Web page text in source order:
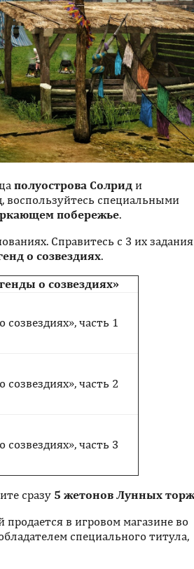
полуострова Солрид и
воспользуйтесь специальными
побережье.
Справитесь с 3 их
о созвездиях.
о созвездиях»
созвездиях», часть 1
созвездиях», часть 2
созвездиях», часть 3
сразу 5 жетонов Лунных
продается в игровом магазине во
специального титула,